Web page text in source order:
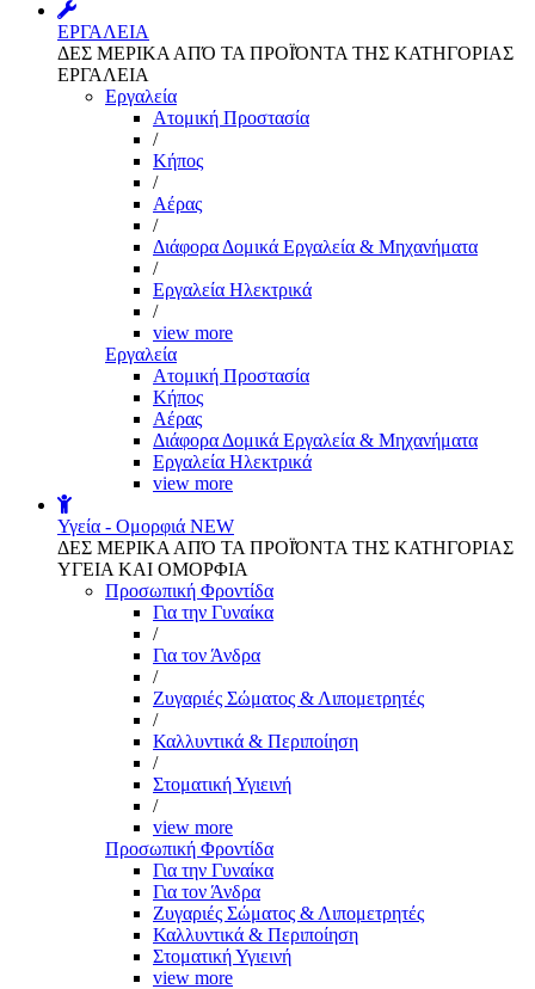
ΕΡΓΑΛΕΙΑ
ΔΕΣ ΜΕΡΙΚΑ ΑΠΌ ΤΑ ΠΡΟΪΌΝΤΑ ΤΗΣ ΚΑΤΗΓΟΡΙΑΣ
ΕΡΓΑΛΕΙΑ
Εργαλεία
Aτομική Προστασία
/
Kήπος
/
Αέρας
/
Διάφορα Δομικά Εργαλεία & Μηχανήματα
/
Εργαλεία Ηλεκτρικά
/
view more
Εργαλεία
Aτομική Προστασία
Kήπος
Αέρας
Διάφορα Δομικά Εργαλεία & Μηχανήματα
Εργαλεία Ηλεκτρικά
view more
Υγεία - Ομορφιά NEW
ΔΕΣ ΜΕΡΙΚΑ ΑΠΌ ΤΑ ΠΡΟΪΌΝΤΑ ΤΗΣ ΚΑΤΗΓΟΡΙΑΣ
ΥΓΕΙΑ ΚΑΙ ΟΜΟΡΦΙΑ
Προσωπική Φροντίδα
Για την Γυναίκα
/
Για τον Άνδρα
/
Ζυγαριές Σώματος & Λιπομετρητές
/
Καλλυντικά & Περιποίηση
/
Στοματική Υγιεινή
/
view more
Προσωπική Φροντίδα
Για την Γυναίκα
Για τον Άνδρα
Ζυγαριές Σώματος & Λιπομετρητές
Καλλυντικά & Περιποίηση
Στοματική Υγιεινή
view more